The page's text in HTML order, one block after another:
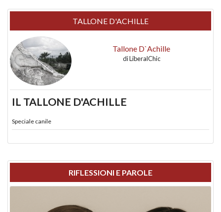
TALLONE D'ACHILLE
Tallone D`Achille
diLiberalChic
IL TALLONE D'ACHILLE
Speciale canile
RIFLESSIONI E PAROLE